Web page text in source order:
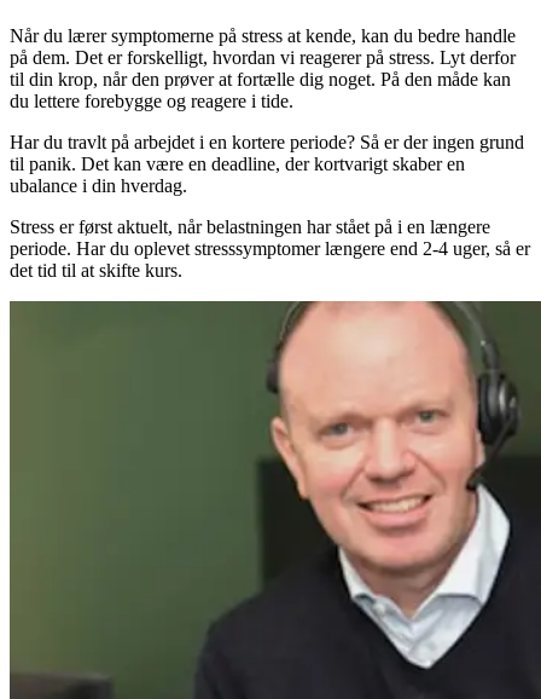
Når du lærer symptomerne på stress at kende, kan du bedre handle
på dem. Det er forskelligt, hvordan vi reagerer på stress. Lyt derfor
til din krop, når den prøver at fortælle dig noget. På den måde kan
du lettere forebygge og reagere i tide.
Har du travlt på arbejdet i en kortere periode? Så er der ingen grund
til panik. Det kan være en deadline, der kortvarigt skaber en
ubalance i din hverdag.
Stress er først aktuelt, når belastningen har stået på i en længere
periode. Har du oplevet stresssymptomer længere end 2-4 uger, så er
det tid til at skifte kurs.